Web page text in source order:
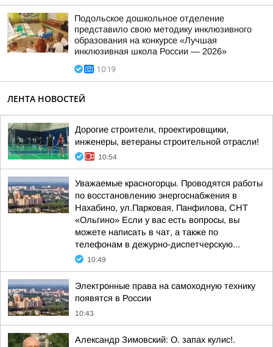
Подольское дошкольное отделение
представило свою методику инклюзивного
образования на конкурсе «Лучшая
инклюзивная школа России — 2026»
10:19
ЛЕНТА НОВОСТЕЙ
Дорогие строители, проектировщики,
инженеры, ветераны строительной отрасли!
10:54
Уважаемые красногорцы. Проводятся работы
по восстановлению энергоснабжения в
Нахабино, ул.Парковая, Панфилова, СНТ
«Ольгино» Если у вас есть вопросы, вы
можете написать в чат, а также по
телефонам в дежурно-диспетчерскую...
10:49
Электронные права на самоходную технику
появятся в России
10:43
Александр Зимовский: О. запах кулис!.